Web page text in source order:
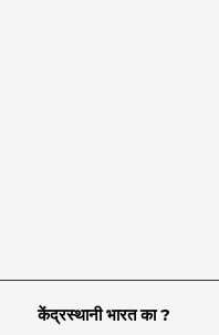
केंद्रस्थानी भारत का ?